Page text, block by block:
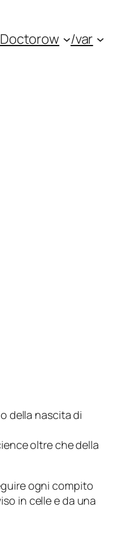
/var
della nascita di
oltre che della
ogni compito
in celle e da una